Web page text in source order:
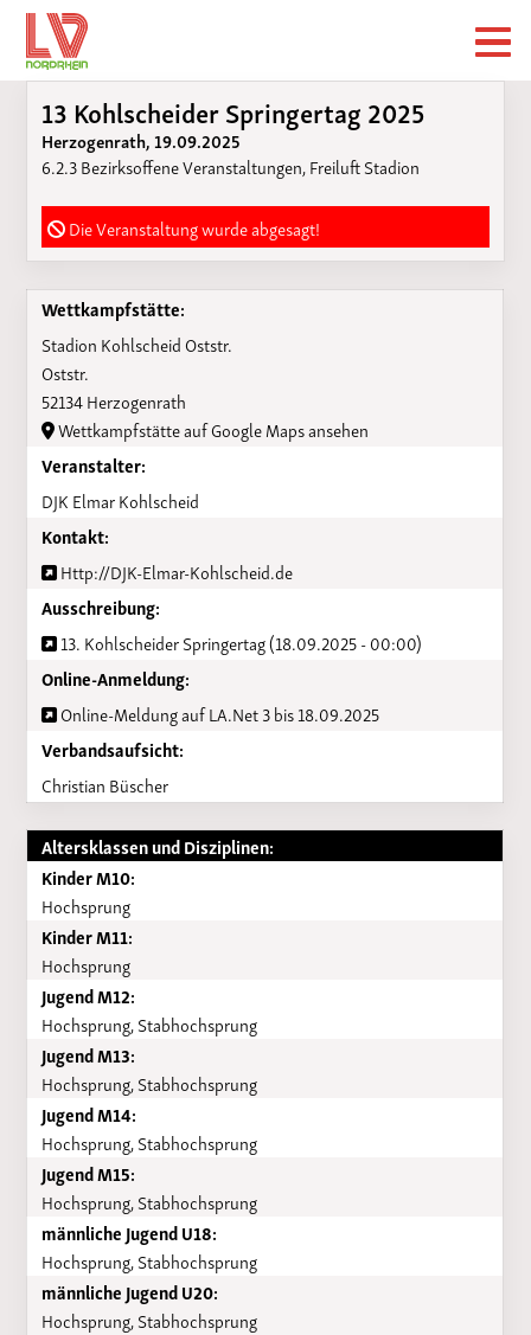
13 Kohlscheider Springertag 2025
Herzogenrath, 19.09.2025
6.2.3 Bezirksoffene Veranstaltungen, Freiluft Stadion
Die Veranstaltung wurde abgesagt!
Wettkampfstätte:
Stadion Kohlscheid Oststr.
Oststr.
52134 Herzogenrath
Wettkampfstätte auf Google Maps ansehen
Veranstalter:
DJK Elmar Kohlscheid
Kontakt:
Http://DJK-Elmar-Kohlscheid.de
Ausschreibung:
13. Kohlscheider Springertag (18.09.2025 - 00:00)
Online-Anmeldung:
Online-Meldung auf LA.Net 3 bis 18.09.2025
Verbandsaufsicht:
Christian Büscher
Altersklassen und Disziplinen:
Kinder M10:
Hochsprung
Kinder M11:
Hochsprung
Jugend M12:
Hochsprung, Stabhochsprung
Jugend M13:
Hochsprung, Stabhochsprung
Jugend M14:
Hochsprung, Stabhochsprung
Jugend M15:
Hochsprung, Stabhochsprung
männliche Jugend U18:
Hochsprung, Stabhochsprung
männliche Jugend U20:
Hochsprung, Stabhochsprung